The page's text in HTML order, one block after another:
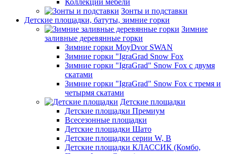
Коллекции мебели
Зонты и подставки
Детские площадки, батуты, зимние горки
Зимние
заливные деревянные горки
Зимние горки MoyDvor SWAN
Зимние горки "IgraGrad Snow Fox
Зимние горки "IgraGrad" Snow Fox с двумя
скатами
Зимние горки "IgraGrad" Snow Fox с тремя и
четырмя скатами
Детские площадки
Детские площадки Премиум
Всесезонные площадки
Детские площадки Шато
Детские площадки серии W, В
Детские площадки КЛАССИК (Комбо,